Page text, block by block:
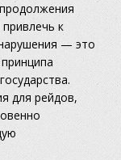
к
— это
для рейдов,